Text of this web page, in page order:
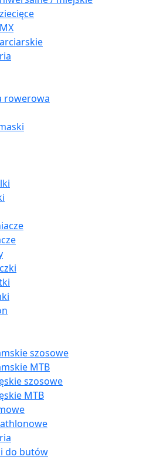
rowerowa
szosowe
MTB
szosowe
MTB
do butów